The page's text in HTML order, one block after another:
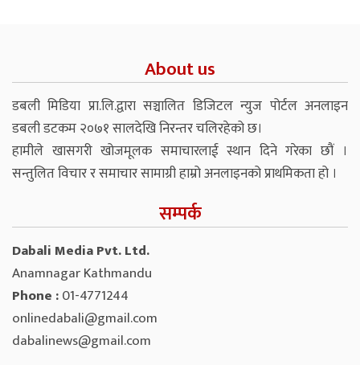
About us
डबली मिडिया प्रा.लि.द्वारा सञ्चालित डिजिटल न्युज पोर्टल अनलाइन
डबली डटकम २०७१ सालदेखि निरन्तर चलिरहेको छ।
हामीले खासगरी खोजमूलक समाचारलाई स्थान दिने गरेका छौं ।
सन्तुलित विचार र समाचार सामाग्री हाम्रो अनलाइनको प्राथमिकता हो ।
सम्पर्क
Dabali Media Pvt. Ltd.
Anamnagar Kathmandu
Phone :01-4771244
onlinedabali@gmail.com
dabalinews@gmail.com